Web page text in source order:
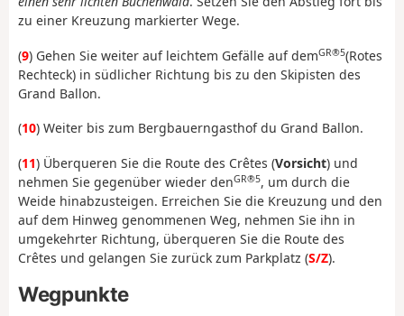
zu einer Kreuzung markierter Wege.
(9) Gehen Sie weiter auf leichtem Gefälle auf demGR®5(Rotes
Rechteck) in südlicher Richtung bis zu den Skipisten des
Grand Ballon.
(10) Weiter bis zum Bergbauerngasthof du Grand Ballon.
(11) Überqueren Sie die Route des Crêtes (Vorsicht) und
nehmen Sie gegenüber wieder denGR®5, um durch die
Weide hinabzusteigen. Erreichen Sie die Kreuzung und den
auf dem Hinweg genommenen Weg, nehmen Sie ihn in
umgekehrter Richtung, überqueren Sie die Route des
Crêtes und gelangen Sie zurück zum Parkplatz (S/Z).
Wegpunkte